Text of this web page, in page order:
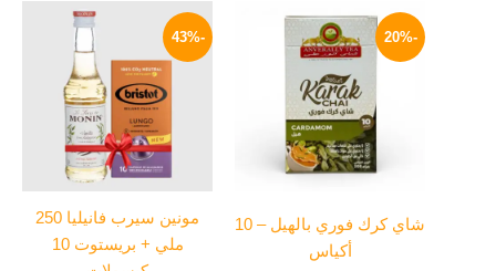
-20%
شاي كرك فوري بالهيل – 10
أكياس
من
خلال
هناك
العديد
من
المختلفة
المنتج.
اختيار
-43%
مونين سيرب فانيليا 250
ملي + بريستوت 10
580 EGP.
السعر
الحالي
هو:
333 EGP.
هناك
العديد
من
الأشكال
اختيار
الخيارات